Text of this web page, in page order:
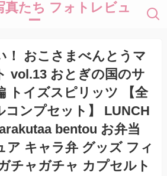
真たち フォトレビュ
ー
！ おこさまべんとうマ
vol.13 おとぎの国のサ
トイズスピリッツ 【全
コンプセット】 LUNCH
bentou お弁当
ア キャラ弁 グッズ フィ
チャガチャ カプセルト